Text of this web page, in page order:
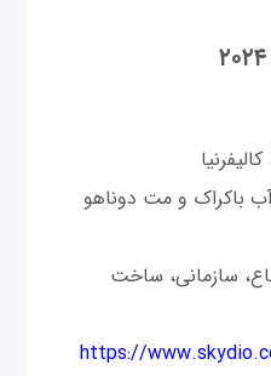
آب باکراک و مت دوناهو
سازمانی، ساخت
https://